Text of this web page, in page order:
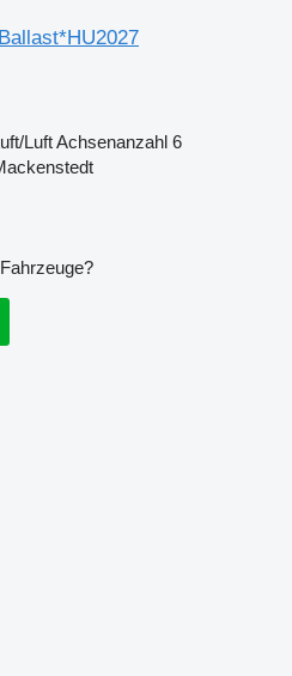
LuftAchsenanzahl 6